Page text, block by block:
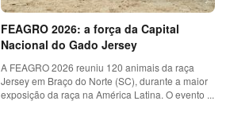
FEAGRO 2026: a força da Capital
Nacional do Gado Jersey
A FEAGRO 2026 reuniu 120 animais da raça
Jersey em Braço do Norte (SC), durante a maior
exposição da raça na América Latina. O evento ...